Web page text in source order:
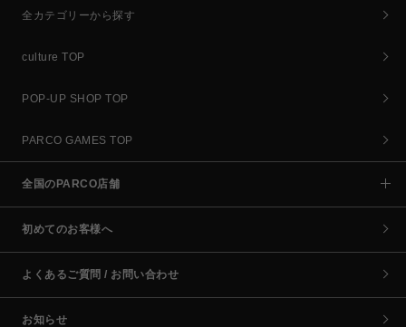
全カテゴリーから探す
culture TOP
POP-UP SHOP TOP
PARCO GAMES TOP
全国のPARCO店舗
初めてのお客様へ
よくあるご質問 / お問い合わせ
お知らせ